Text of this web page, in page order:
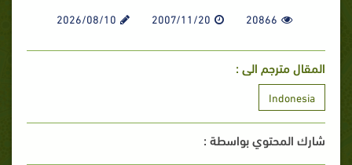
20866
2007/11/20
2026/08/10
المقال مترجم الى :
Indonesia
شارك المحتوي بواسطة :